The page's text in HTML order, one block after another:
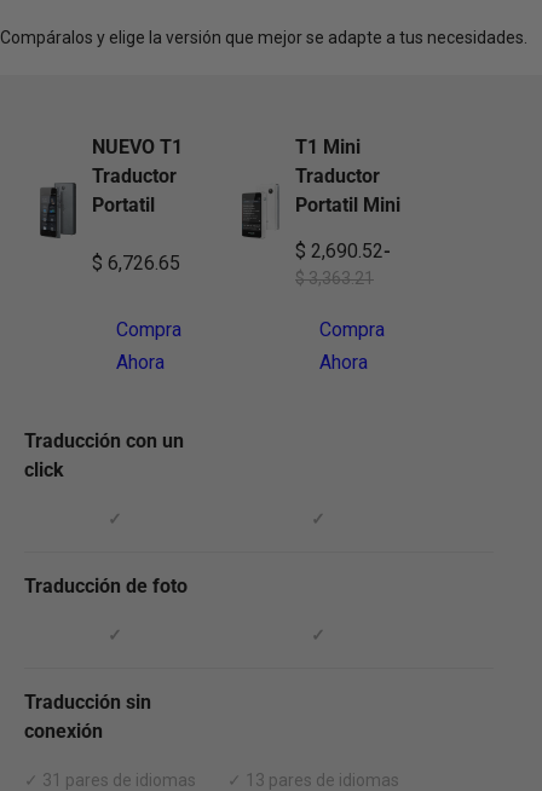
Compáralos y elige la versión que mejor se adapte a tus necesidades.
NUEVO T1
Traductor
Portatil
$ 6,726.65
Compra
Ahora
T1 Mini
Traductor
Portatil Mini
$ 2,690.52-
$ 3,363.21
Compra
Ahora
Traducción con un
click
✓ ✓
Traducción de foto
✓ ✓
Traducción sin
conexión
✓ 31 pares de idiomas
✓ 13 pares de idiomas